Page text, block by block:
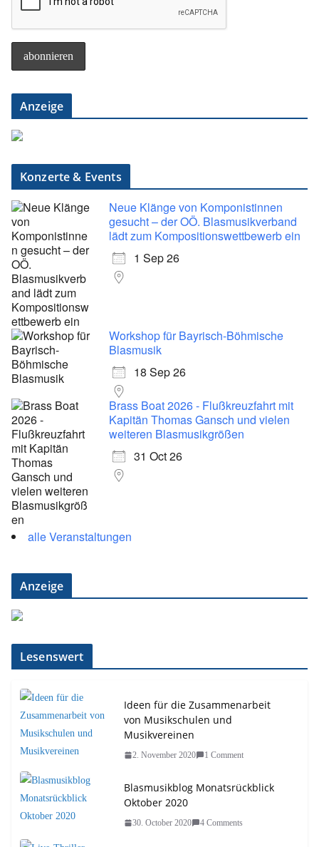
Anzeige
Konzerte & Events
Neue Klänge von Komponistinnen
gesucht – der OÖ. Blasmusikverband
lädt zum Kompositionswettbewerb ein
1 Sep 26
Workshop für Bayrisch-Böhmische
Blasmusik
18 Sep 26
Brass Boat 2026 - Flußkreuzfahrt mit
Kapitän Thomas Gansch und vielen
weiteren Blasmusikgrößen
31 Oct 26
alle Veranstaltungen
Anzeige
Lesenswert
Ideen für die Zusammenarbeit
von Musikschulen und
Musikvereinen
2. November 2020 1 Comment
Blasmusikblog Monatsrückblick
Oktober 2020
30. October 2020 4 Comments